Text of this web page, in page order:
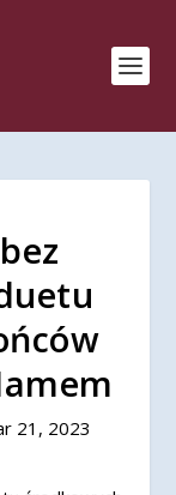
21, 2023